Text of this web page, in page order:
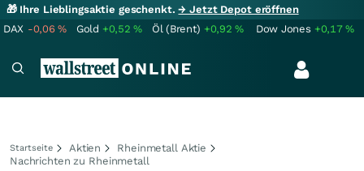
🎁 Ihre Lieblingsaktie geschenkt.→ Jetzt Depot eröffnen
DAX -0,06% Gold +0,52% Öl (Brent) +0,92% Dow Jones +0,17%
Startseite Aktien
Rheinmetall Aktie
Nachrichten zu Rheinmetall